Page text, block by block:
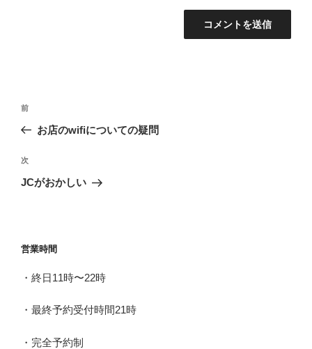
投
ビ
ゲ
ン
前
の
稿
前
お店のwifiについての疑問
次
の
次
JCがおかしい
営業時間
・終日11時〜22時
・最終予約受付時間21時
・完全予約制